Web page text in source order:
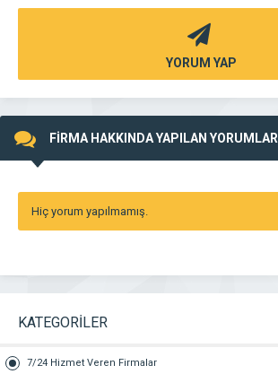
YORUM YAP
FİRMA HAKKINDA YAPILAN YORUMLAR
Hiç yorum yapılmamış.
KATEGORİLER
7/24 Hizmet Veren Firmalar